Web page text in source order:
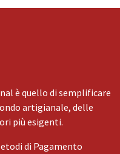
è quello di semplificare
artigianale, delle
più esigenti.
di Pagamento